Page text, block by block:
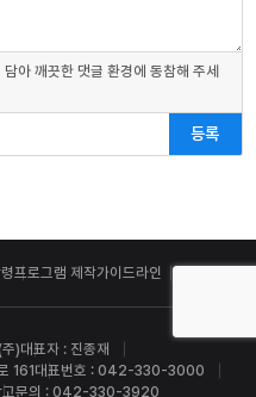
아 깨끗한 댓글 환경에 동참해 주세
등록
프로그램 제작가이드라인
)대표자 : 진종재
161대표번호 : 042-330-3000
고문의 : 042-330-3920